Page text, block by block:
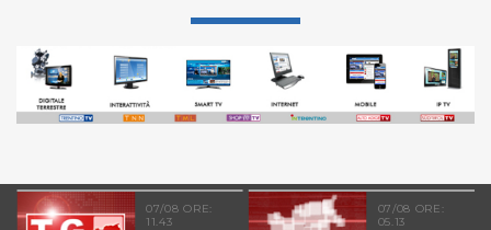
07/08 ORE:
11.43
07/08 ORE:
05.13